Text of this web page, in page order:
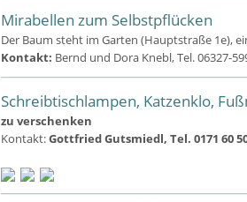
Mirabellen zum Selbstpflücken
Der Baum steht im Garten (Hauptstraße 1e),
Kontakt: Bernd und Dora Knebl, Tel. 06327-
Schreibtischlampen, Katzenklo,
zu verschenken
Kontakt:Gottfried Gutsmiedl, Tel. 0171 60